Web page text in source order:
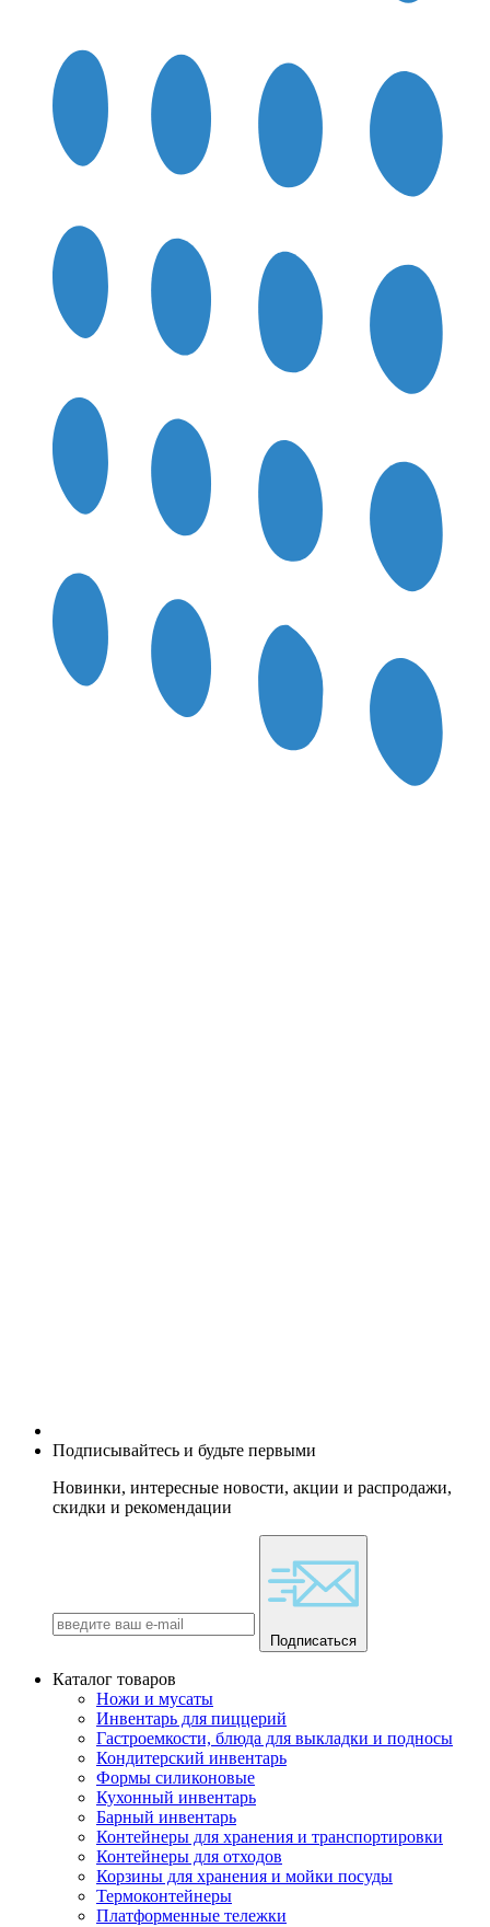
Подписывайтесь и будьте первыми
Новинки, интересные новости, акции и распродажи,
скидки и рекомендации
Подписаться
Каталог товаров
Ножи и мусаты
Инвентарь для пиццерий
Гастроемкости, блюда для выкладки и подносы
Кондитерский инвентарь
Формы силиконовые
Кухонный инвентарь
Барный инвентарь
Контейнеры для хранения и транспортировки
Контейнеры для отходов
Корзины для хранения и мойки посуды
Термоконтейнеры
Платформенные тележки